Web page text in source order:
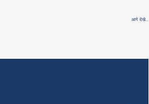
आगे देखे..